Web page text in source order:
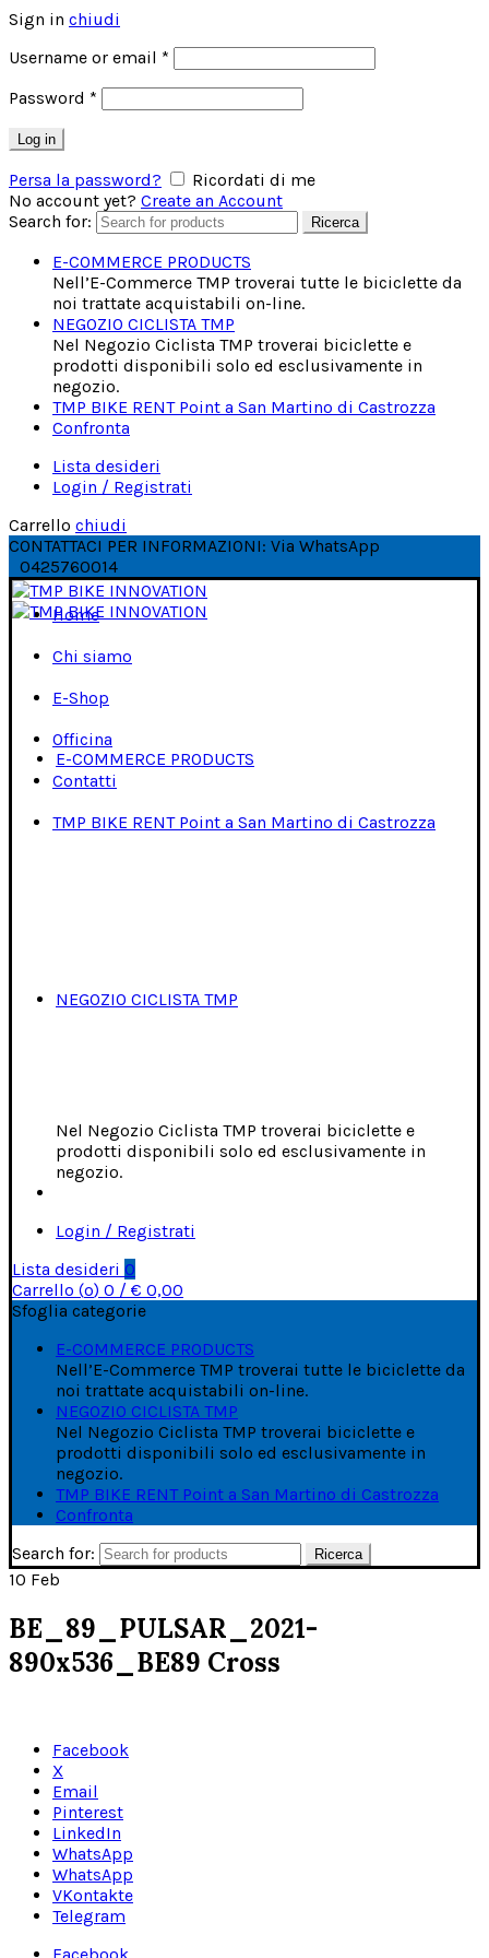
Sign in chiudi
Username or email *
Password *
Log in
Persa la password?
Ricordati di me
No account yet? Create an Account
Search for:
Ricerca
E-COMMERCE PRODUCTS
Nell’E-Commerce TMP troverai tutte le biciclette da
noi trattate acquistabili on-line.
NEGOZIO CICLISTA TMP
Nel Negozio Ciclista TMP troverai biciclette e
prodotti disponibili solo ed esclusivamente in
negozio.
TMP BIKE RENT Point a San Martino di Castrozza
Confronta
Lista desideri
Login / Registrati
Carrello chiudi
CONTATTACI PER INFORMAZIONI: Via WhatsApp
0425760014
Home
Chi siamo
E-Shop
Officina
Contatti
TMP BIKE RENT Point a San Martino di Castrozza
E-COMMERCE PRODUCTS
NEGOZIO CICLISTA TMP
Nel Negozio Ciclista TMP troverai biciclette e
prodotti disponibili solo ed esclusivamente in
negozio.
Login / Registrati
Lista desideri 0
Carrello (o) 0 / € 0,00
Sfoglia categorie
E-COMMERCE PRODUCTS
Nell’E-Commerce TMP troverai tutte le biciclette da
noi trattate acquistabili on-line.
NEGOZIO CICLISTA TMP
Nel Negozio Ciclista TMP troverai biciclette e
prodotti disponibili solo ed esclusivamente in
negozio.
TMP BIKE RENT Point a San Martino di Castrozza
Confronta
Search for:
Ricerca
10 Feb
BE_89_PULSAR_2021-
890x536_BE89 Cross
Facebook
X
Email
Pinterest
LinkedIn
WhatsApp
WhatsApp
VKontakte
Telegram